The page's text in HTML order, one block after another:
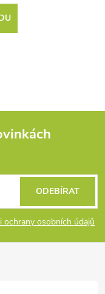
ochrany osobních údajů
ODEBÍRAT